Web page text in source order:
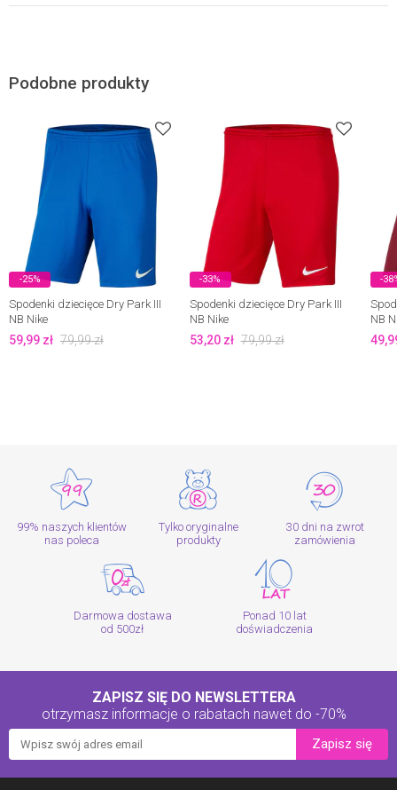
Podobne produkty
-25%
Spodenki dziecięce Dry Park III
NB Nike
59,99 zł 79,99zł
-33%
Spodenki dziecięce Dry Park III
NB Nike
53,20zł 79,99zł
-
NB
99% naszych klientów
nas poleca
Tylko oryginalne
produkty
30 dni na zwrot
zamówienia
Darmowa dostawa
od 500zł
Ponad 10 lat
doświadczenia
ZAPISZ SIĘ DO NEWSLETTERA
otrzymasz informacje o rabatach nawet do -70%
Zapisz się